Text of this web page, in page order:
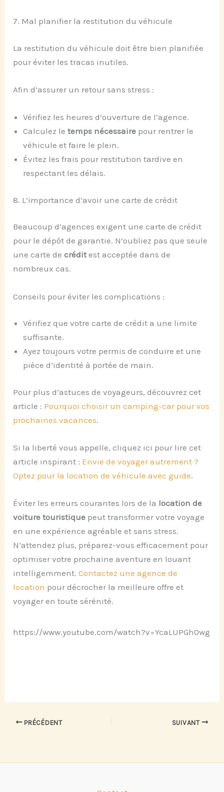
7. Mal planifier la restitution du véhicule
La restitution du véhicule doit être bien planifiée
pour éviter les tracas inutiles.
Afin d’assurer un retour sans stress :
Vérifiez les heures d’ouverture de l’agence.
Calculez letemps nécessaire pour rentrer le
véhicule et faire le plein.
Évitez les frais pour restitution tardive en
respectant les délais.
8. L’importance d’avoir une carte de crédit
Beaucoup d’agences exigent une carte de crédit
pour le dépôt de garantie. N’oubliez pas que seule
une carte decréditest acceptée dans de
nombreux cas.
Conseils pour éviter les complications :
Vérifiez que votre carte de crédit a une limite
suffisante.
Ayez toujours votre permis de conduire et une
pièce d’identité à portée de main.
Pour plus d’astuces de voyageurs, découvrez cet
article : Pourquoi choisir un camping-car pour vos
prochaines vacances.
Si la liberté vous appelle, cliquez ici pour lire cet
article inspirant : Envie de voyager autrement ?
Optez pour la location de véhicule avec guide.
Éviter les erreurs courantes lors de la location de
voiture touristique peut transformer votre voyage
en une expérience agréable et sans stress.
N’attendez plus, préparez-vous efficacement pour
optimiser votre prochaine aventure en louant
intelligemment.Contactez une agence de
location pour décrocher la meilleure offre et
voyager en toute sérénité.
https://www.youtube.com/watch?v=YcaLUPGh0wg
PRÉCÉDENT SUIVANT